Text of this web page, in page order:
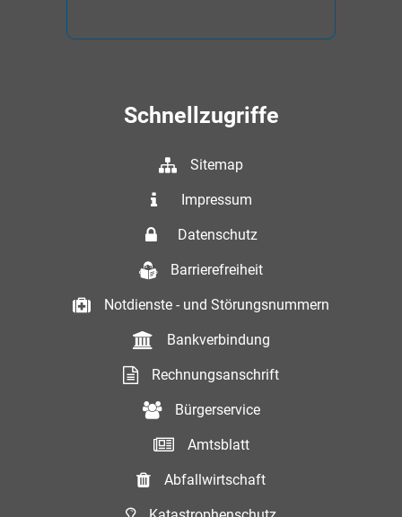
Schnellzugriffe
Sitemap
Impressum
Datenschutz
Barrierefreiheit
Notdienste - und Störungsnummern
Bankverbindung
Rechnungsanschrift
Bürgerservice
Amtsblatt
Abfallwirtschaft